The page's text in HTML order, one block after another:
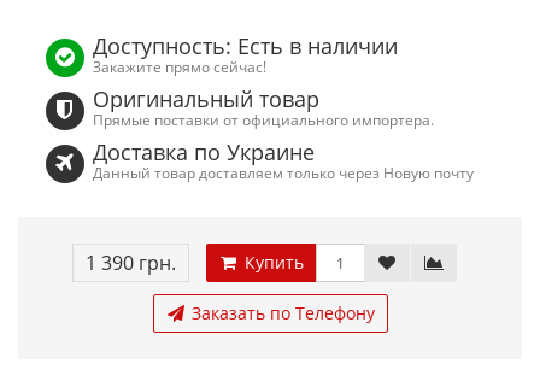
Доступность: Есть в наличии
Закажите прямо сейчас!
Оригинальный товар
Прямые поставки от официального импортера.
Доставка по Украине
Данный товар доставляем только через Новую почту
1 390 грн. Купить
Заказать по Телефону